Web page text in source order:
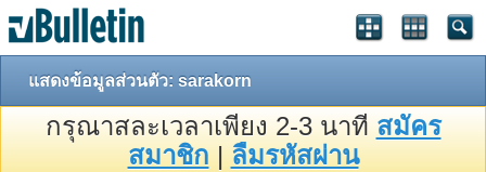
แสดงข้อมูลส่วนตัว: sarakorn
กรุณาสละเวลาเพียง 2-3 นาที สมัคร
สมาชิก | ลืมรหัสผ่าน